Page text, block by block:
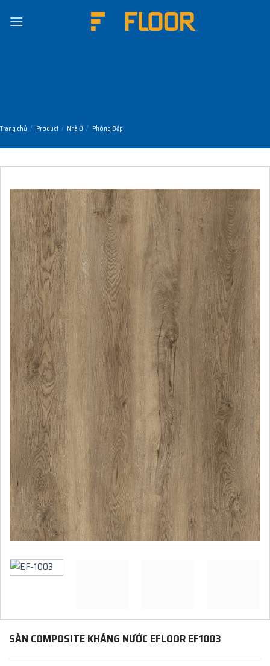
Trang chủ / Product / Nhà Ở / Phòng Bếp
SÀN COMPOSITE KHÁNG NƯỚC EFLOOR EF1003